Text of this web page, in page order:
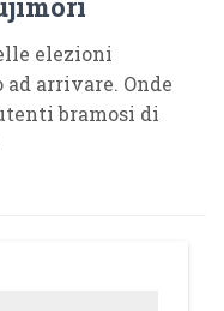
elezioni
arrivare. Onde
bramosi di